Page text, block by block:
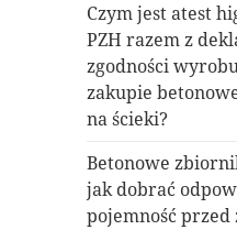
Czym jest atest
PZH razem z
zgodności
zakupie
na ścieki?
Betonowe
jak dobrać
pojemność przed